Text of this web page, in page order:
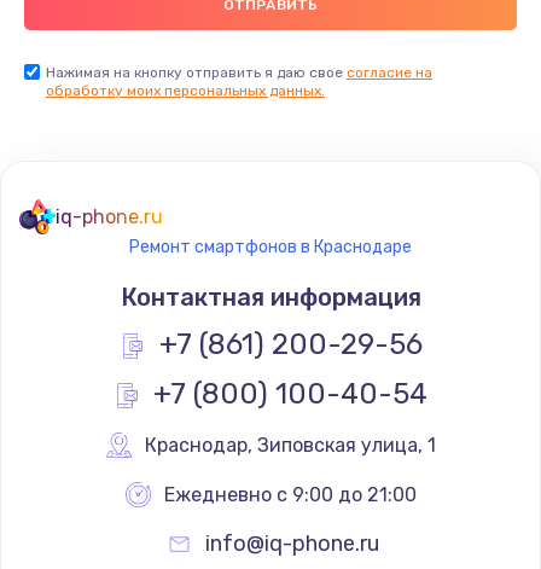
Заказать
Замена южного моста
2300 руб.
Заказать
Замена вебкамеры
1340 руб.
Заказать
Ремонт петель крышки
Нажимая на кнопку отправить я даю свое согласие на
обработку моих персональных данных.
iq-phone.ru
Ремонт смартфонов в Краснодаре
Контактная информация
+7 (861) 200-29-56
+7 (800) 100-40-54
Краснодар, Зиповская улица, 1
Ежедневно с 9:00 до 21:00
info@iq-phone.ru